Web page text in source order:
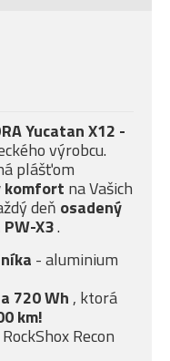
Yucatan X12 -
výrobcu.
plášťom
na Vašich
deň osadený
X3.
- aluminium
720 Wh , ktorá
km!
Recon